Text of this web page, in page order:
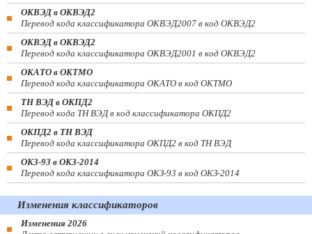
ОКВЭД в ОКВЭД2
Перевод кода классификатора ОКВЭД2007 в код ОКВЭД2
ОКВЭД в ОКВЭД2
Перевод кода классификатора ОКВЭД2001 в код ОКВЭД2
ОКАТО в ОКТМО
Перевод кода классификатора ОКАТО в код ОКТМО
ТН ВЭД в ОКПД2
Перевод кода ТН ВЭД в код классификатора ОКПД2
ОКПД2 в ТН ВЭД
Перевод кода классификатора ОКПД2 в код ТН ВЭД
ОКЗ-93 в ОКЗ-2014
Перевод кода классификатора ОКЗ-93 в код ОКЗ-2014
Изменения классификаторов
Изменения 2026